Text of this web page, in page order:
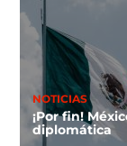
NOTICIAS
¡Por fin!
diplomática